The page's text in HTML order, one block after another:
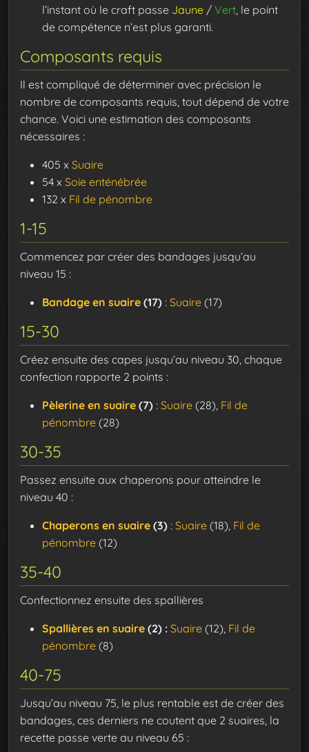
l’instant où le craft passe Jaune / Vert , le point
de compétence n’est plus garanti.
Composants requis
Il est compliqué de déterminer avec précision le
nombre de composants requis, tout dépend de votre
chance. Voici une estimation des composants
nécessaires :
405 x Suaire
54 x Soie enténébrée
132 x Fil de pénombre
1-15
Commencez par créer des bandages jusqu’au
niveau 15 :
Bandage en suaire (17) : Suaire (17)
15-30
Créez ensuite des capes jusqu’au niveau 30, chaque
confection rapporte 2 points :
Pèlerine en suaire (7) : Suaire (28), Fil de
pénombre (28)
30-35
Passez ensuite aux chaperons pour atteindre le
niveau 40 :
Chaperons en suaire (3) : Suaire (18), Fil de
pénombre (12)
35-40
Confectionnez ensuite des spallières
Spallières en suaire (2) : Suaire (12), Fil de
pénombre (8)
40-75
Jusqu’au niveau 75, le plus rentable est de créer des
bandages, ces derniers ne coutent que 2 suaires, la
recette passe verte au niveau 65 :